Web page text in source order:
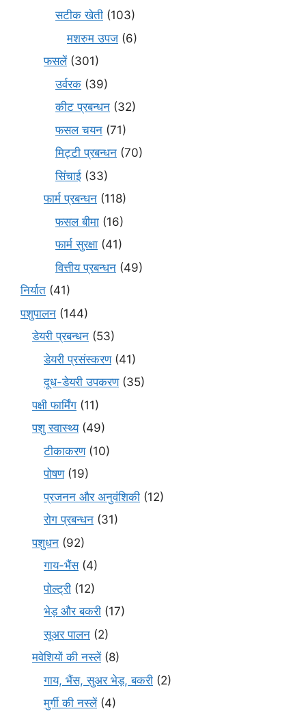
सटीक खेती (103)
मशरुम उपज (6)
फसलें(301)
उर्वरक (39)
कीट प्रबन्धन (32)
फसल चयन (71)
मि‌ट्टी प्रबन्धन (70)
सिंचाई (33)
फार्म प्रबन्धन (118)
फसल बीमा (16)
फार्म सुरक्षा (41)
वित्तीय प्रबन्धन (49)
निर्यात (41)
पशुपालन (144)
डेयरी प्रबन्धन (53)
डेयरी प्रसंस्करण(41)
दूध-डेयरी उपकरण(35)
पक्षी फार्मिंग (11)
पशु स्वास्थ्य(49)
टीकाकरण(10)
पोषण(19)
प्रजनन और अनुवंशिकी (12)
रोग प्रबन्धन (31)
पशुधन (92)
गाय-भैंस(4)
पोल्ट्री (12)
भेड़ और बकरी (17)
सूअर पालन (2)
मवेशियों की नस्लें(8)
गाय, भैंस, सुअर भेड़, बकरी (2)
मुर्गी की नस्लें(4)